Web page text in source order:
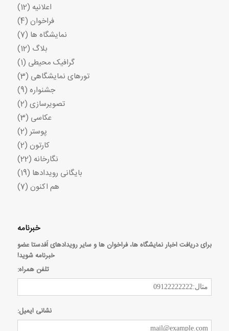
اعلانیه (12)
فراخوان (4)
نمایشگاه ها (7)
بلاگ (12)
گرافیک محیطی (1)
تورهای نمایشگاهی (3)
جشنواره (9)
تصویرسازی (2)
عکاسی (3)
پوستر (2)
کارتون (2)
نگارخانه (22)
بایگانی رویدادها (19)
هم اکنون (7)
خبرنامه
برای دریافت اخبار نمایشگاه ها، فراخوان ها و سایر رویدادهای اَفدستا عضو
خبرنامه شوید!
تلفن همراه:
نشانی ایمیل: